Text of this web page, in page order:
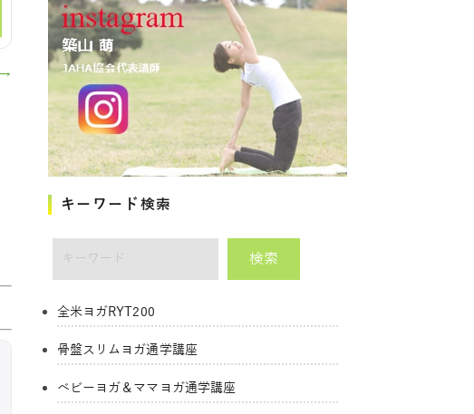
サージ通学
ティス通学
リトル＆キッズヨガ通信
クラマッサージ
キーワード検索
検索
全米ヨガRYT200
骨盤スリムヨガ通学講座
ベビーヨガ＆ママヨガ通学講座